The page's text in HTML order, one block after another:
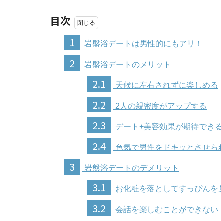
目次
1
岩盤浴デートは男性的にもアリ！
2 岩盤浴デートのメリット
2.1 天候に左右されずに楽しめる
2.2 2人の親密度がアップする
2.3 デート+美容効果が期待できる
2.4 色気で男性をドキッとさせら
3 岩盤浴デートのデメリット
3.1 お化粧を落としてすっぴんを
3.2 会話を楽しむことができない